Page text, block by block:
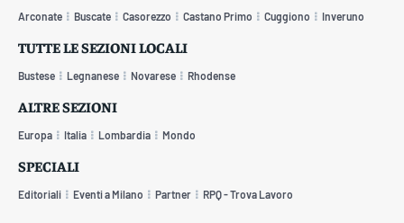
Arconate Buscate Casorezzo Castano Primo Cuggiono Inveruno
TUTTE LE SEZIONI LOCALI
Bustese Legnanese Novarese Rhodense
ALTRE SEZIONI
Europa Italia Lombardia Mondo
SPECIALI
Editoriali Eventi a Milano Partner RPQ - Trova Lavoro